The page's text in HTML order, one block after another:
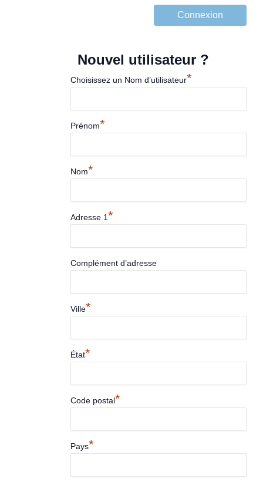
Nouvel utilisateur ?
Choisissez un Nom d’utilisateur*
Prénom*
Nom*
Adresse 1*
Complément d’adresse
Ville*
État*
Code postal*
Pays*